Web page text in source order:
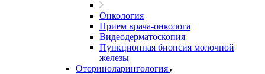
Онкология
Прием врача-онколога
Видеодерматоскопия
Пункционная биопсия молочной
железы
Оториноларингология